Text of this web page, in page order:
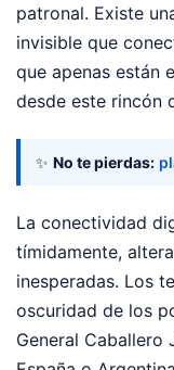
patronal. Existe
invisible que
que apenas están
desde este rincón
✨ No te pierdas:
La conectividad
tímidamente,
inesperadas. Los
oscuridad de los
General Caballero